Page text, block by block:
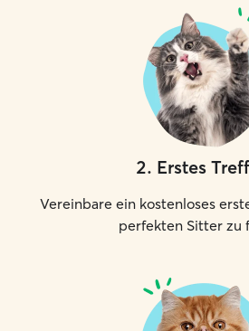
2. Erstes
Vereinbare ein kostenloses
perfekten Sitter zu